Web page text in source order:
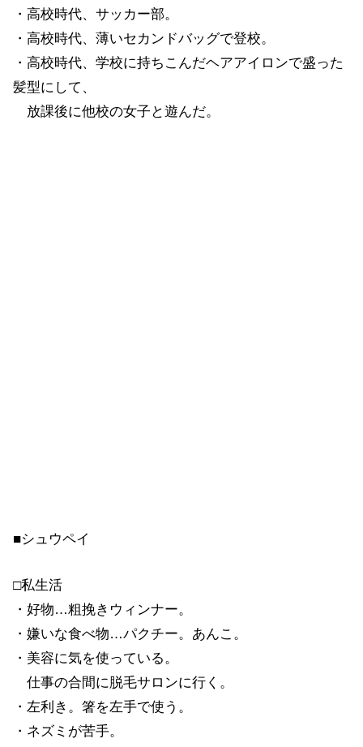
・高校時代、サッカー部。
・高校時代、薄いセカンドバッグで登校。
・高校時代、学校に持ちこんだヘアアイロンで盛った
髪型にして、
放課後に他校の女子と遊んだ。
■シュウペイ
□私生活
・好物…粗挽きウィンナー。
・嫌いな食べ物…パクチー。あんこ。
・美容に気を使っている。
仕事の合間に脱毛サロンに行く。
・左利き。箸を左手で使う。
・ネズミが苦手。